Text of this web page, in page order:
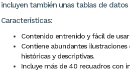
incluyen también unas tablas de datos
Características:
Contenido entrenido y fácil de
Contiene abundantes
históricas y descriptivas.
Incluye más de 40 recuadros con